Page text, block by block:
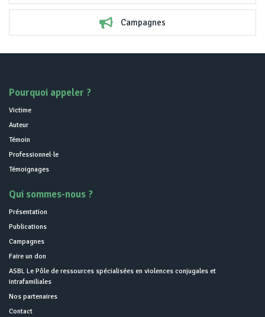
Campagnes
Pourquoi appeler ?
Victime
Auteur
Témoin
Professionnel·le
Témoignages
Qui sommes-nous ?
Présentation
Publications
Campagnes
Faire un don
ASBL Le Pôle de ressources spécialisées en violences conjugales et
intrafamiliales
Nos partenaires
Contact